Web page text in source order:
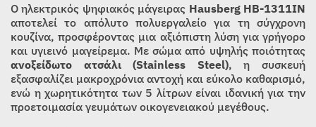
Ο ηλεκτρικός ψηφιακός μάγειρας Hausberg HB-1311IN
αποτελεί το απόλυτο πολυεργαλείο για τη σύγχρονη
κουζίνα, προσφέροντας μια αξιόπιστη λύση για γρήγορο
και υγιεινό μαγείρεμα. Με σώμα από υψηλής ποιότητας
ανοξείδωτο ατσάλι (Stainless Steel), η συσκευή
εξασφαλίζει μακροχρόνια αντοχή και εύκολο καθαρισμό,
ενώ η χωρητικότητα των 5 λίτρων είναι ιδανική για την
προετοιμασία γευμάτων οικογενειακού μεγέθους.